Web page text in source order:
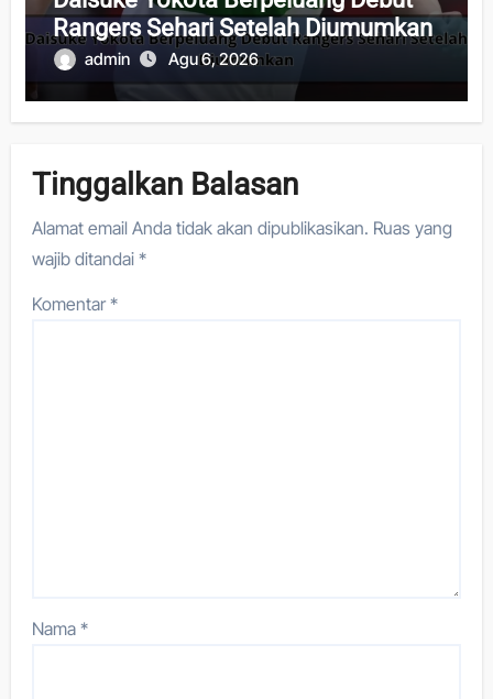
Rangers Sehari Setelah Diumumkan
admin Agu 6, 2026
Tinggalkan Balasan
Alamat email Anda tidak akan dipublikasikan. Ruas yang
wajib ditandai*
Komentar*
Nama*